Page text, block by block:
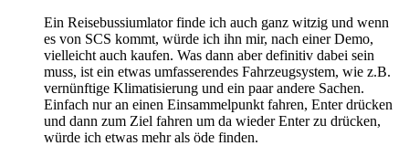
Ein Reisebussiumlator finde ich auch ganz witzig und wenn
es von SCS kommt, würde ich ihn mir, nach einer Demo,
vielleicht auch kaufen. Was dann aber definitiv dabei sein
muss, ist ein etwas umfasserendes Fahrzeugsystem, wie z.B.
vernünftige Klimatisierung und ein paar andere Sachen.
Einfach nur an einen Einsammelpunkt fahren, Enter drücken
und dann zum Ziel fahren um da wieder Enter zu drücken,
würde ich etwas mehr als öde finden.